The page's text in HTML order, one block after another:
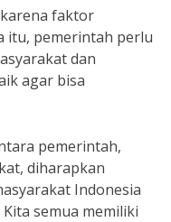
faktor
itu, pemerintah perlu
dan
agar bisa
pemerintah,
diharapkan
Indonesia
semua memiliki